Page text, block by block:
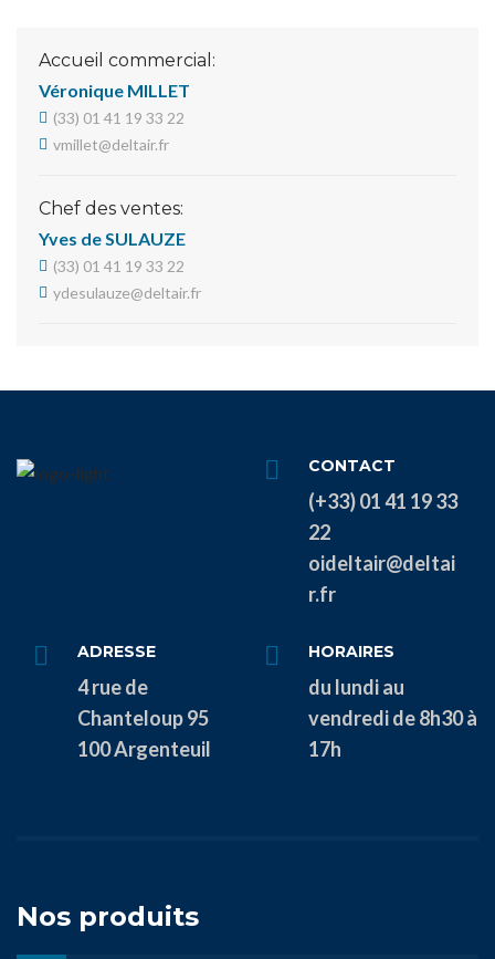
Accueil commercial:
Véronique MILLET
(33) 01 41 19 33 22
vmillet@deltair.fr
Chef des ventes:
Yves de SULAUZE
(33) 01 41 19 33 22
ydesulauze@deltair.fr
CONTACT
(+33) 01 41 19 33
22
oideltair@deltai
r.fr
ADRESSE
4 rue de
Chanteloup 95
100 Argenteuil
HORAIRES
du lundi au
vendredi de 8h30 à
17h
Nos produits